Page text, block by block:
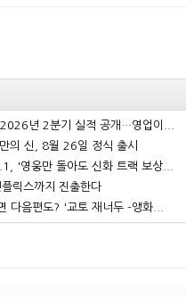
년 2분기 실적 공개…영업이...
의 신, 8월 26일 정식 출시
'영웅만 돌아도 신화 트랙 보상...
릭스까지 진출한다
다음편도? '교토 재너두 -앵화...